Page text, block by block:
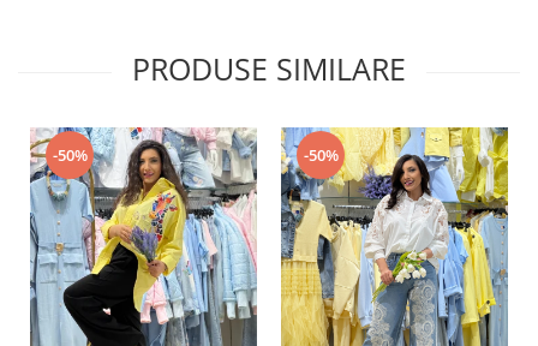
PRODUSE SIMILARE
-50% -50%